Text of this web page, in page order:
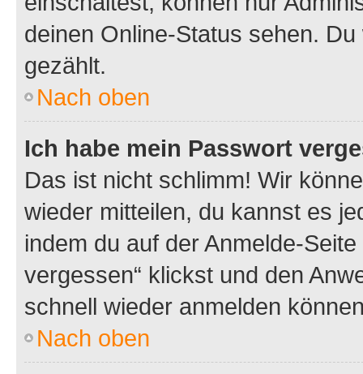
deinen Online-Status sehen.
gezählt.
Nach oben
Ich habe mein Passwort
Das ist nicht schlimm! Wir
wieder mitteilen, du kannst es
indem du auf der Anmelde-
vergessen“ klickst und den
schnell wieder anmelden
Nach oben